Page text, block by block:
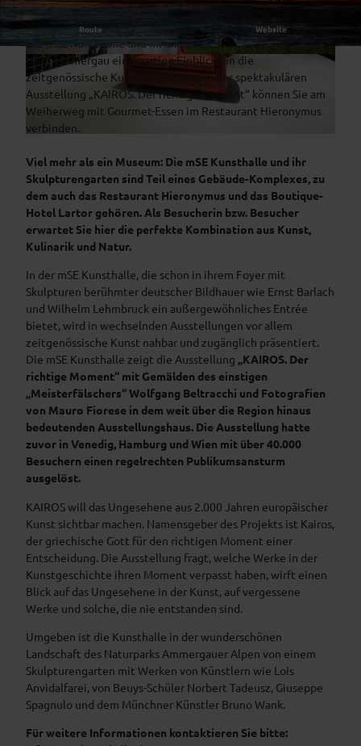
© mSE Kunsthalle © mSE Kunsthalle
Route Website
Kunst-Hochgenuss im Naturpark Ammergauer Alpen
Die mSE Kunsthalle und ihr Skulpturenpark bieten in
Unterammergau einzigartige Einblicke in die
zeitgenössische Kunst. Einen Besuch der spektakulären
Ausstellung „KAIROS. Der richtige Moment“ können Sie am
Weiherweg mit Gourmet-Essen im Restaurant Hieronymus
verbinden.
Viel mehr als ein Museum: Die mSE Kunsthalle und ihr
Skulpturengarten sind Teil eines Gebäude-Komplexes, zu
dem auch das Restaurant Hieronymus und das Boutique-
Hotel Lartor gehören. Als Besucherin bzw. Besucher
erwartet Sie hier die perfekte Kombination aus Kunst,
Kulinarik und Natur.
In der mSE Kunsthalle, die schon in ihrem Foyer mit
Skulpturen berühmter deutscher Bildhauer wie Ernst Barlach
und Wilhelm Lehmbruck ein außergewöhnliches Entrée
bietet, wird in wechselnden Ausstellungen vor allem
zeitgenössische Kunst nahbar und zugänglich präsentiert.
Die mSE Kunsthalle zeigt die Ausstellung „KAIROS. Der
richtige Moment“ mit Gemälden des einstigen
„Meisterfälschers“ Wolfgang Beltracchi und Fotografien
von Mauro Fiorese in dem weit über die Region hinaus
bedeutenden Ausstellungshaus. Die Ausstellung hatte
zuvor in Venedig, Hamburg und Wien mit über 40.000
Besuchern einen regelrechten Publikumsansturm
ausgelöst.
KAIROS will das Ungesehene aus 2.000 Jahren europäischer
Kunst sichtbar machen. Namensgeber des Projekts ist Kairos,
der griechische Gott für den richtigen Moment einer
Entscheidung. Die Ausstellung fragt, welche Werke in der
Kunstgeschichte ihren Moment verpasst haben, wirft einen
Blick auf das Ungesehene in der Kunst, auf vergessene
Werke und solche, die nie entstanden sind.
Umgeben ist die Kunsthalle in der wunderschönen
Landschaft des Naturparks Ammergauer Alpen von einem
Skulpturengarten mit Werken von Künstlern wie Lois
Anvidalfarei, von Beuys-Schüler Norbert Tadeusz, Giuseppe
Spagnulo und dem Münchner Künstler Bruno Wank.
Für weitere Informationen kontaktieren Sie bitte: